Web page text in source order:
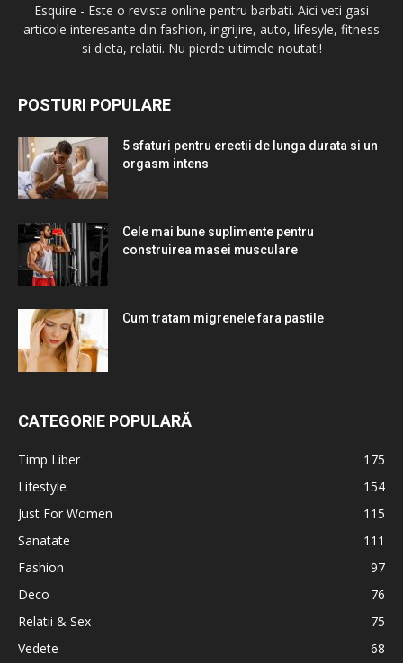
Esquire - Este o revista online pentru barbati. Aici veti gasi
articole interesante din fashion, ingrijire, auto, lifesyle, fitness
si dieta, relatii. Nu pierde ultimele noutati!
POSTURI POPULARE
5 sfaturi pentru erectii de lunga durata si un
orgasm intens
Cele mai bune suplimente pentru
construirea masei musculare
Cum tratam migrenele fara pastile
CATEGORIE POPULARĂ
Timp Liber
175
Lifestyle
154
Just For Women
115
Sanatate
111
Fashion
97
Deco
76
Relatii & Sex
75
Vedete
68